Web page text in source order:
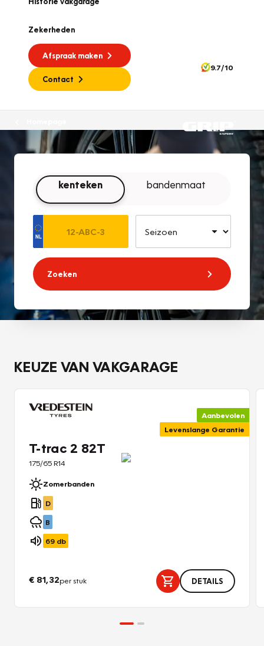
Zekerheden
Afspraak maken
Contact
9.7/10
kenteken bandenmaat
Zoeken
KEUZE VAN VAKGARAGE
Aanbevolen
Levenslange Garantie
T-trac 2 82T
175/65 R14
Zomerbanden
D
B
69 db
€ 81,32per stuk DETAILS